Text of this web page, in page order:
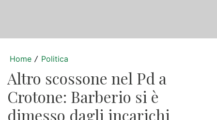
Home / Politica
Altro scossone nel Pd a
Crotone: Barberio si è
dimesso dagli incarichi